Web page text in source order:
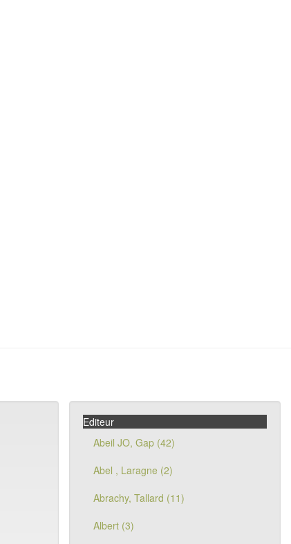
Editeur
Abeil JO, Gap (42)
Abel , Laragne (2)
Abrachy, Tallard (11)
Albert (3)